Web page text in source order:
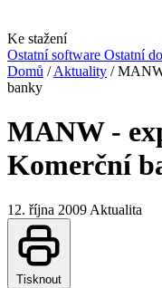
Ke stažení
Ostatní software Ostatní
Domů / Aktuality /
banky
MANW -
Komerční
12. října 2009 Aktualita
Tisknout